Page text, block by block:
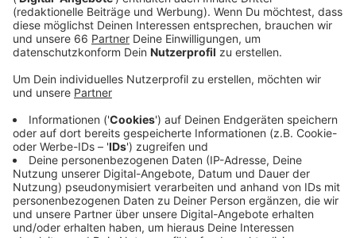
Komponist unerwartet bei ihnen in Düsseldorf vor
der Tür stand.
Veröffentlicht:Mittwoch, 15.11.2023 11:17
Anzeige
Besonders die Brahms’schen Klaviersonaten
begeisterten Robert Schumann: Für ihn handelte es
sich um „verschleierte Sinfonien“, so wie er Brahms
überhaupt als rechtmäßigen Nachfolger Beethovens
bejubelte. Folgerichtig sind es Brahms und Beethoven,